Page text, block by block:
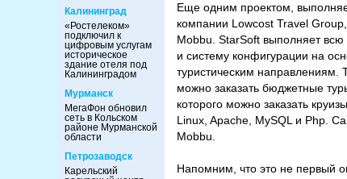
Калининград
«Ростелеком»
подключил к
цифровым услугам
историческое
здание отеля под
Калининградом
Мурманск
МегаФон обновил
сеть в Кольском
районе Мурманской
области
Петрозаводск
Карельский
Еще одним проектом,
компании Lowcost Travel
Mobbu. StarSoft выполняет всю
и систему конфигурации на
туристическим
можно заказать бюджетные
которого можно заказать
Linux, Apache, MySQL и Php.
Mobbu.
Напомним, что это не первый